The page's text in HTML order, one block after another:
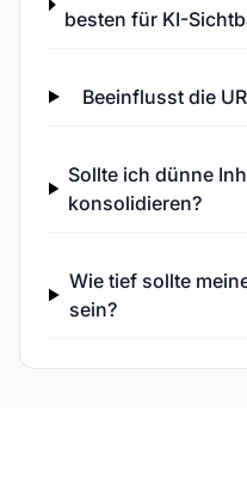
besten für KI-
Beeinflusst die
Sollte ich dünne
konsolidieren?
Wie tief sollte
sein?